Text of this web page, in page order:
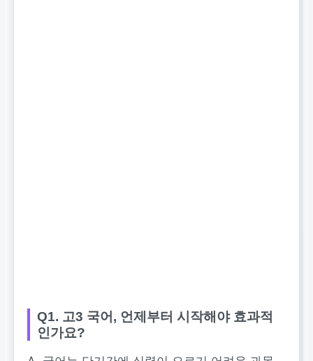
Q1. 고3 국어, 언제부터 시작해야 효과적
인가요?